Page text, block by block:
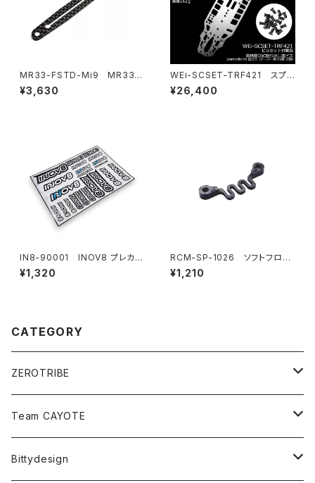
MR33-FSTD-Mi9 MR33
カーボンスプリットトップデッキ
フロント 2.0mm Schumache
¥3,630
WEi-SCSET-TRF421 スプリ
ングスチールシャーシ＆ビスセッ
ト TRF421用
¥26,400
IN8-90001 INOV8 プレカッ
トデカールシート
¥1,320
RCM-SP-1026 ソフトフロン
トバルクヘッドフレックスブレー
ス(オプション)
¥1,210
CATEGORY
ZEROTRIBE
Zetricks（Spare & Optional）
T4 MID Conversion Kit
Team CAYOTE
Batteries
Bittydesign